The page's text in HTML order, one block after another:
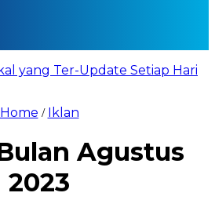
yang Ter-Update Setiap Hari
Home / Iklan
Agustus
2023